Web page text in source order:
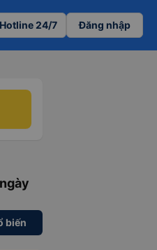
Hotline 24/7 Đăng nhập
biến